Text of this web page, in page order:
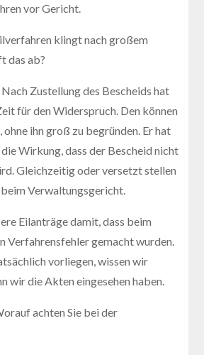
vor Gericht.
klingt nach großem
das ab?
Nach Zustellung des Bescheids hat
für den Widerspruch. Den können
ihn groß zu begründen. Er hat
Wirkung, dass der Bescheid nicht
Gleichzeitig oder versetzt stellen
Verwaltungsgericht.
Eilanträge damit, dass beim
Verfahrensfehler gemacht wurden.
vorliegen, wissen wir
wir die Akten eingesehen haben.
achten Sie bei der